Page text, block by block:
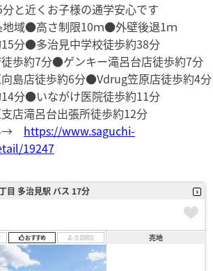
と近くお子様の通学安心です
域●高さ制限10ｍ●外壁後退1ｍ
分●多治見中学校徒歩約38分
歩約7分●ゲンキー滝呂台店徒歩約7分
島店徒歩約6分●Vdrug笠原店徒歩約4分
分●いながけ医院徒歩約11分
店滝呂台出張所徒歩約12分
→ https://www.saguchi-
19247
目 多治見駅 バス 17分
おすすめ 会員限定 売地